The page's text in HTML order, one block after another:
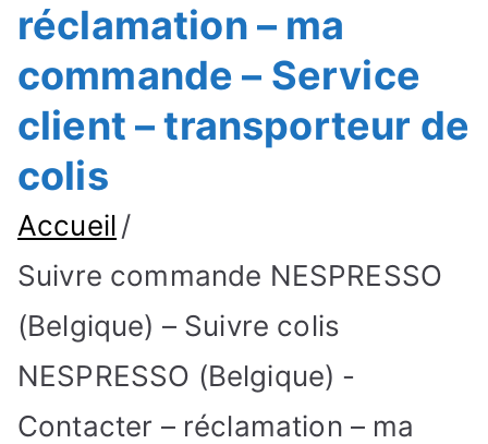
réclamation – ma
commande – Service
client – transporteur de
colis
Accueil
Suivre commande NESPRESSO
(Belgique) – Suivre colis
NESPRESSO (Belgique) -
Contacter – réclamation – ma